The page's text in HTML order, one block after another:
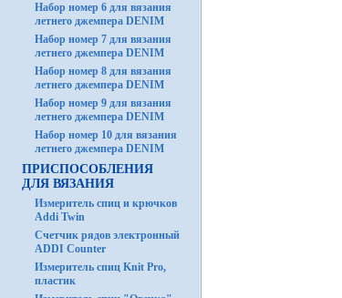
Набор номер 6 для вязания
летнего джемпера DENIM
Набор номер 7 для вязания
летнего джемпера DENIM
Набор номер 8 для вязания
летнего джемпера DENIM
Набор номер 9 для вязания
летнего джемпера DENIM
Набор номер 10 для вязания
летнего джемпера DENIM
ПРИСПОСОБЛЕНИЯ
ДЛЯ ВЯЗАНИЯ
Измеритель спиц и крючков
Addi Twin
Счетчик рядов электронный
ADDI Counter
Измеритель спиц Knit Pro,
пластик